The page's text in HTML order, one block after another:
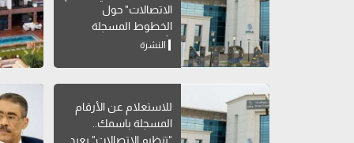
الاتصالات" حول
الخطوط المسجلة
بأسماء مواطنين دون
النشرة
للاستعلام عن الأرقام
المسجلة باسمك..
"تنظيم الاتصالات" يعيد